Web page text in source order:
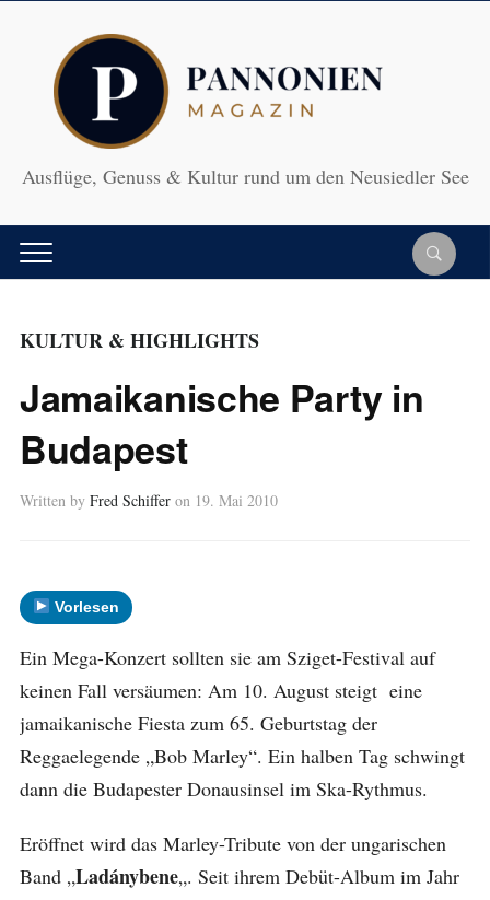
Ausflüge, Genuss & Kultur rund um den Neusiedler See
KULTUR & HIGHLIGHTS
Jamaikanische Party in
Budapest
Written by Fred Schiffer on 19. Mai 2010
Vorlesen
Ein Mega-Konzert sollten sie am Sziget-Festival auf
keinen Fall versäumen: Am 10. August steigt eine
jamaikanische Fiesta zum 65. Geburtstag der
Reggaelegende „Bob Marley“. Ein halben Tag schwingt
dann die Budapester Donausinsel im Ska-Rythmus.
Eröffnet wird das Marley-Tribute von der ungarischen
Band „Ladánybene„. Seit ihrem Debüt-Album im Jahr